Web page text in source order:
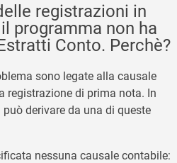
registrazioni in
programma non ha
Conto. Perchè?
sono legate alla causale
registrazione di prima nota. In
derivare da una di queste
nessuna causale contabile: